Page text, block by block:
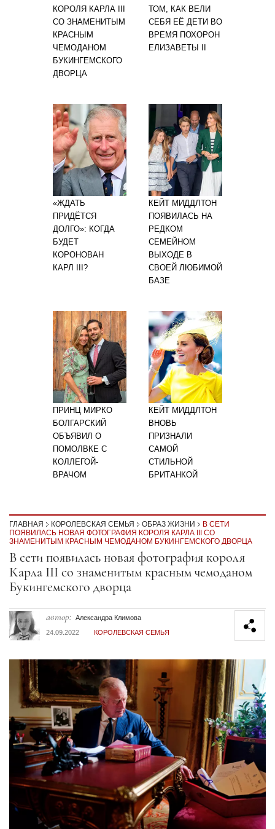
КОРОЛЯ КАРЛА III
СО ЗНАМЕНИТЫМ
КРАСНЫМ
ЧЕМОДАНОМ
БУКИНГЕМСКОГО
ДВОРЦА
ТОМ, КАК ВЕЛИ
СЕБЯ ЕЁ ДЕТИ ВО
ВРЕМЯ ПОХОРОН
ЕЛИЗАВЕТЫ II
«ЖДАТЬ
ПРИДЁТСЯ
ДОЛГО»: КОГДА
БУДЕТ
КОРОНОВАН
КАРЛ III?
КЕЙТ МИДДЛТОН
ПОЯВИЛАСЬ НА
РЕДКОМ
СЕМЕЙНОМ
ВЫХОДЕ В
СВОЕЙ ЛЮБИМОЙ
БАЗЕ
ПРИНЦ МИРКО
БОЛГАРСКИЙ
ОБЪЯВИЛ О
ПОМОЛВКЕ С
КОЛЛЕГОЙ-
ВРАЧОМ
КЕЙТ МИДДЛТОН
ВНОВЬ
ПРИЗНАЛИ
САМОЙ
СТИЛЬНОЙ
БРИТАНКОЙ
ГЛАВНАЯ КОРОЛЕВСКАЯ СЕМЬЯ ОБРАЗ ЖИЗНИ
В СЕТИ
ПОЯВИЛАСЬ НОВАЯ ФОТОГРАФИЯ КОРОЛЯ КАРЛА III СО
ЗНАМЕНИТЫМ КРАСНЫМ ЧЕМОДАНОМ БУКИНГЕМСКОГО ДВОРЦА
Секция статей
В сети появилась новая фотография короля
Карла III со знаменитым красным чемоданом
Букингемского дворца
автор: Александра Климова
24.09.2022
КОРОЛЕВСКАЯ СЕМЬЯ